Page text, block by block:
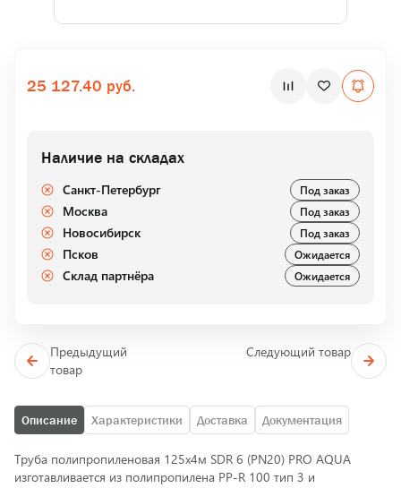
Описание Характеристики Доставка Документация
Труба полипропиленовая 125х4м SDR 6 (PN20) PRO AQUA
изготавливается из полипропилена PP-R 100 тип 3 и
25 127.40 руб.
Наличие на складах
Санкт-Петербург Под заказ
Москва Под заказ
Новосибирск Под заказ
Псков Ожидается
Склад партнёра Ожидается
Предыдущий
товар
Следующий товар